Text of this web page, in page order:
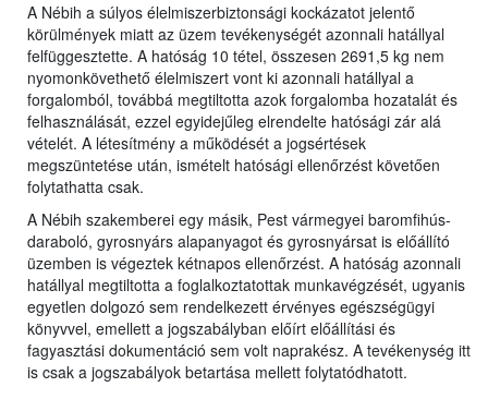
A Nébih a súlyos élelmiszerbiztonsági kockázatot jelentő
körülmények miatt az üzem tevékenységét azonnali hatállyal
felfüggesztette. A hatóság 10 tétel, összesen 2691,5 kg nem
nyomonkövethető élelmiszert vont ki azonnali hatállyal a
forgalomból, továbbá megtiltotta azok forgalomba hozatalát és
felhasználását, ezzel egyidejűleg elrendelte hatósági zár alá
vételét. A létesítmény a működését a jogsértések
megszüntetése után, ismételt hatósági ellenőrzést követően
folytathatta csak.
A Nébih szakemberei egy másik, Pest vármegyei baromfihús-
daraboló, gyrosnyárs alapanyagot és gyrosnyársat is előállító
üzemben is végeztek kétnapos ellenőrzést. A hatóság azonnali
hatállyal megtiltotta a foglalkoztatottak munkavégzését, ugyanis
egyetlen dolgozó sem rendelkezett érvényes egészségügyi
könyvvel, emellett a jogszabályban előírt előállítási és
fagyasztási dokumentáció sem volt naprakész. A tevékenység itt
is csak a jogszabályok betartása mellett folytatódhatott.